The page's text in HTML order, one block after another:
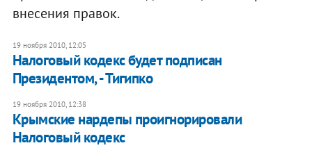
внесения правок.
19 ноября 2010, 12:05
Налоговый кодекс будет подписан
Президентом, - Тигипко
19 ноября 2010, 12:38
Крымские нардепы проигнорировали
Налоговый кодекс